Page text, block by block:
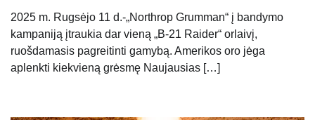
2025 m. Rugsėjo 11 d.-„Northrop Grumman“ į bandymo
kampaniją įtraukia dar vieną „B-21 Raider“ orlaivį,
ruošdamasis pagreitinti gamybą. Amerikos oro jėga
aplenkti kiekvieną grėsmę Naujausias […]